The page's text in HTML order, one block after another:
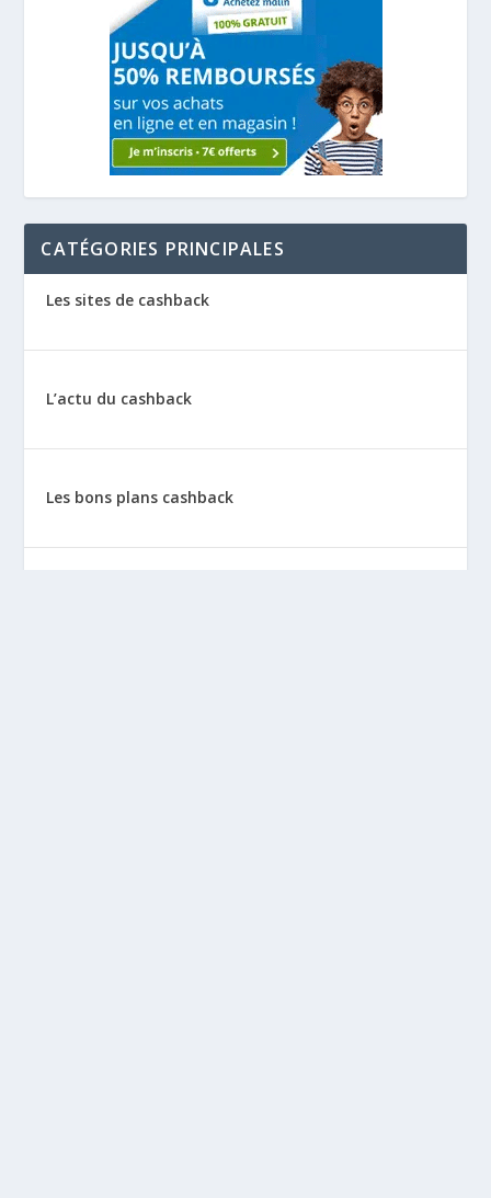
CATÉGORIES PRINCIPALES
Les sites de cashback
L’actu du cashback
Les bons plans cashback